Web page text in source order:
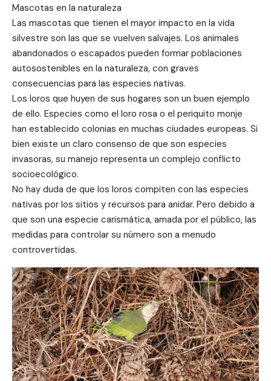
Mascotas en la naturaleza
Las mascotas que tienen el mayor impacto en la vida
silvestre son las que se vuelven salvajes. Los animales
abandonados o escapados pueden formar poblaciones
autosostenibles en la naturaleza, con graves
consecuencias para las especies nativas.
Los loros que huyen de sus hogares son un buen ejemplo
de ello. Especies como el loro rosa o el periquito monje
han establecido colonias en muchas ciudades europeas. Si
bien existe un claro consenso de que son especies
invasoras, su manejo representa un complejo conflicto
socioecológico.
No hay duda de que los loros compiten con las especies
nativas por los sitios y recursos para anidar. Pero debido a
que son una especie carismática, amada por el público, las
medidas para controlar su número son a menudo
controvertidas.